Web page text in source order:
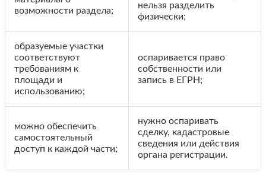
возможности раздела;
нельзя разделить
физически;
образуемые участки
соответствуют
требованиям к
площади и
использованию;
оспаривается право
собственности или
запись в ЕГРН;
можно обеспечить
самостоятельный
доступ к каждой части;
нужно оспаривать
сделку, кадастровые
сведения или действия
органа регистрации.